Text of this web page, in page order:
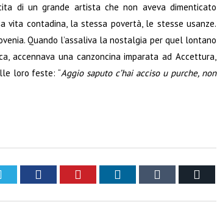
di un grande artista che non aveva dimenticato
vita contadina, la stessa povertà, le stesse usanze.
Quando l’assaliva la nostalgia per quel lontano
accennava una canzoncina imparata ad Accettura,
loro feste: “Aggio saputo c’hai acciso u purche, non
Twitter Facebook Pinterest LinkedIn Tumblr